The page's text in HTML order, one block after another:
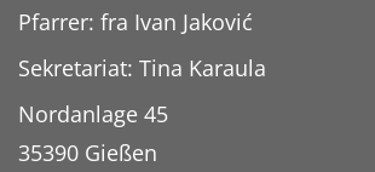
Pfarrer: fra Ivan Jaković
Sekretariat: Tina Karaula
Nordanlage 45
35390 Gießen